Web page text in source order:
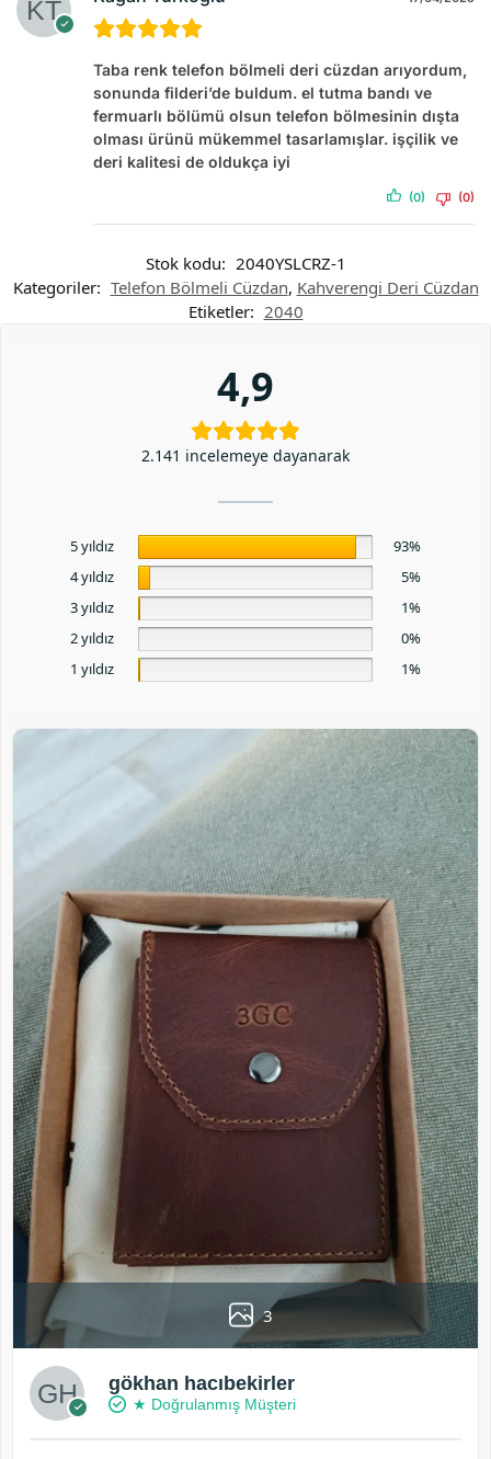
Taba renk telefon bölmeli deri cüzdan arıyordum,
sonunda filderi’de buldum. el tutma bandı ve
fermuarlı bölümü olsun telefon bölmesinin dışta
olması ürünü mükemmel tasarlamışlar. işçilik ve
deri kalitesi de oldukça iyi
(0) (0)
Stok kodu: 2040YSLCRZ-1
Kategoriler: Telefon Bölmeli Cüzdan, Kahverengi Deri Cüzdan
Etiketler: 2040
4,9
2.141 incelemeye dayanarak
5 yıldız
93%
4 yıldız
5%
3 yıldız
1%
2 yıldız
0%
1 yıldız
1%
3
gökhan hacıbekirler
★ Doğrulanmış Müşteri